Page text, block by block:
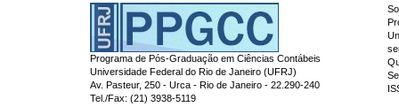
Programa de Pós-Graduação em Ciências Contábeis
Universidade Federal do Rio de Janeiro (UFRJ)
Av. Pasteur, 250 - Urca - Rio de Janeiro - 22.290-240
Tel./Fax: (21) 3938-5119